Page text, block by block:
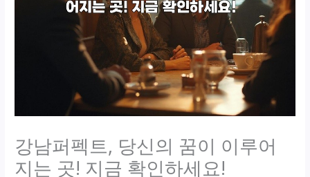
강남퍼펙트, 당신의 꿈이 이루어
지는 곳! 지금 확인하세요!